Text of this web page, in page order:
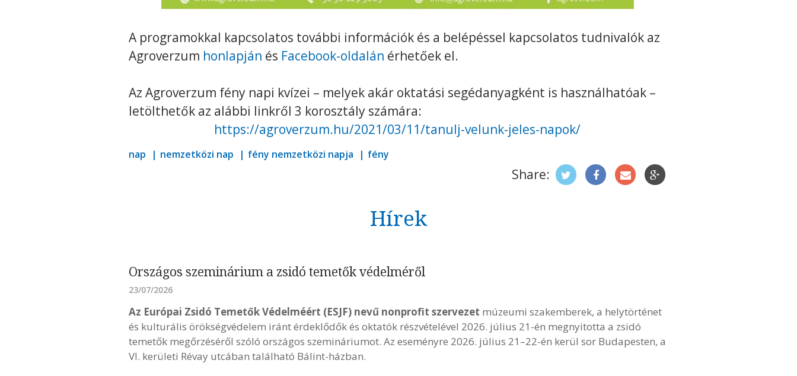
A programokkal kapcsolatos további információk és a belépéssel kapcsolatos tudnivalók az
Agroverzum honlapján és Facebook-oldalán érhetőek el.
Az Agroverzum fény napi kvízei – melyek akár oktatási segédanyagként is használhatóak –
letölthetők az alábbi linkről 3 korosztály számára:
https://agroverzum.hu/2021/03/11/tanulj-velunk-jeles-napok/
nap nemzetközi nap fény nemzetközi napja fény
Share:
Hírek
Országos szeminárium a zsidó temetők védelméről
23/07/2026
Az Európai Zsidó Temetők Védelméért (ESJF) nevű nonprofit szervezet múzeumi szakemberek, a helytörténet
és kulturális örökségvédelem iránt érdeklődők és oktatók részvételével 2026. július 21-én megnyitotta a zsidó
temetők megőrzéséről szóló országos szemináriumot. Az eseményre 2026. július 21–22-én kerül sor Budapesten, a
VI. kerületi Révay utcában található Bálint-házban.